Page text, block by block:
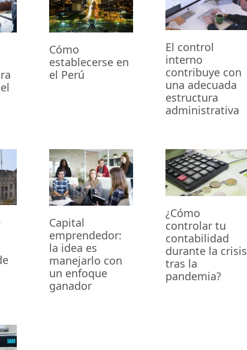
Cómo
establecerse en
el Perú
El control
interno
contribuye con
una adecuada
estructura
administrativa
Capital
emprendedor:
la idea es
manejarlo con
un enfoque
ganador
¿Cómo
controlar tu
contabilidad
durante la crisis
tras la
pandemia?